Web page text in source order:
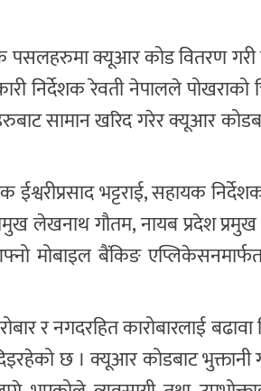
क्यूआर कोड वितरण गरी
निर्देशक रेवती नेपालले पोखराको
सामान खरिद गरेर क्यूआर
ईश्वरीप्रसाद भट्टराई, सहायक
लेखनाथ गौतम, नायब प्रदेश
मोबाइल बैंकिङ
र नगदरहित कारोबारलाई
छ । क्यूआर कोडबाट भुक्तानी